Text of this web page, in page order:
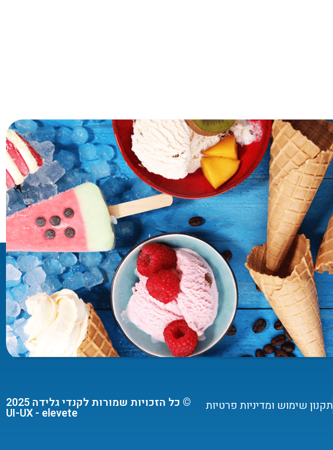
תקנון שימוש ומדיניות פרטיות © כל הזכויות שמורות לקנדי גלידה 2025
UI-UX - elevete